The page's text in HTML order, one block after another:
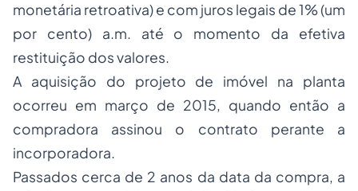
monetária retroativa) e com juros legais de 1% (um
por cento) a.m. até o momento da efetiva
restituição dos valores.
A aquisição do projeto de imóvel na planta
ocorreu em março de 2015, quando então a
compradora assinou o contrato perante a
incorporadora.
Passados cerca de 2 anos da data da compra, a